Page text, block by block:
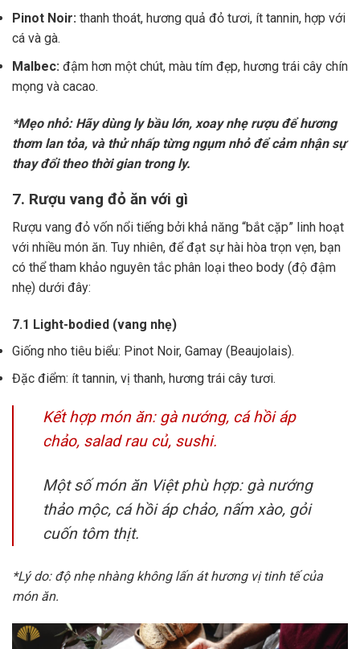
Pinot Noir: thanh thoát, hương quả đỏ tươi, ít tannin, hợp với
cá và gà.
Malbec: đậm hơn một chút, màu tím đẹp, hương trái cây chín
mọng và cacao.
*Mẹo nhỏ: Hãy dùng ly bầu lớn, xoay nhẹ rượu để hương
thơm lan tỏa, và thử nhấp từng ngụm nhỏ để cảm nhận sự
thay đổi theo thời gian trong ly.
7. Rượu vang đỏ ăn với gì
Rượu vang đỏ vốn nổi tiếng bởi khả năng “bắt cặp” linh hoạt
với nhiều món ăn. Tuy nhiên, để đạt sự hài hòa trọn vẹn, bạn
có thể tham khảo nguyên tắc phân loại theo body (độ đậm
nhẹ) dưới đây:
7.1 Light-bodied (vang nhẹ)
Giống nho tiêu biểu: Pinot Noir, Gamay (Beaujolais).
Đặc điểm: ít tannin, vị thanh, hương trái cây tươi.
Kết hợp món ăn: gà nướng, cá hồi áp
chảo, salad rau củ, sushi.
Một số món ăn Việt phù hợp: gà nướng
thảo mộc, cá hồi áp chảo, nấm xào, gỏi
cuốn tôm thịt.
*Lý do: độ nhẹ nhàng không lấn át hương vị tinh tế của
món ăn.